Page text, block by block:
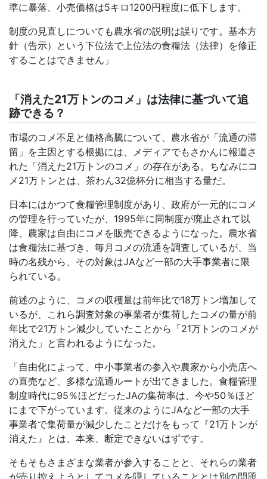
準に暴落、小売価格は5キロ 1200円程度に低下します。
制度の見直しについても農水省の説明は誤りです。基本方
針（告示）という下位法で上位法の食糧法（法律）を修正
することはできません」
「消えた21万トンのコメ」は法律に基づいて追
跡できる？
市場のコメ不足と価格高騰について、農水省が「流通の滞
留」を主因とする根拠には、メディアでもさかんに報道さ
れた「消えた21万トンのコメ」の存在がある。ちなみにコ
メ 21万トンとは、茶わん32億杯分に相当する量だ。
日本にはかつて食糧管理制度があり、政府が一元的にコメ
の管理を行っていたが、 1995年に同制度が廃止されて以
降、農家は自由にコメを販売できるようになった。農水省
は食糧法に基づき、毎月コメの流通を調査しているが、当
時の名残から、その対象はJAなど一部の大手事業者に限
られている。
前述のように、コメの収穫量は前年比で18万トン増加して
いるが、これら調査対象の事業者が集荷したコメの量が前
年比で21万トン減少していたことから「21万トンのコメが
消えた」と言われるようになった。
「自由化によって、中小事業者の参入や農家から小売店へ
の直売など、多様な流通ルートが出てきました。食糧管理
制度時代に95 ％ほどだったJAの集荷率は、今や50 ％ほど
にまで下がっています。従来のようにJAなど一部の大手
事業者で集荷量が減少したことだけをもって『21万トンが
消えた』とは、本来、断定できないはずです。
そもそもさまざまな業者が参入することと、それらの業者
が売り控えようとしてコメを隠していることとは別の問題